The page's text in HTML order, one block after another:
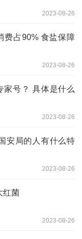
2023-08-26
费占90% 食盐保障
2023-08-26
家号？ 具体是什么
2023-08-26
安局的人有什么特
2023-08-26
红菌
2023-08-26